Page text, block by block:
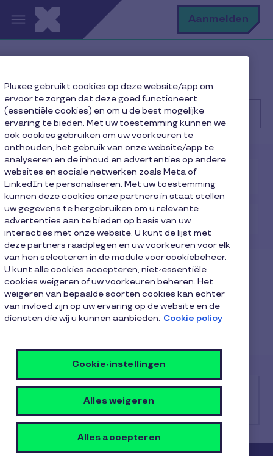
Overslaan en naar de inhoud gaan Aanmelden
Contact en ondersteuning
Zoek
Gebruiker Bedrijf Handelaar
Contact en ondersteuning
Contact en ondersteuning
(1 Article)
Aarzel niet om contact met ons op te nemen als je
Hoe kunt u ons contacteren voor andere
Pluxee gebruikt cookies op deze website/app om
ervoor te zorgen dat deze goed functioneert
(essentiële cookies) en om u de best mogelijke
ervaring te bieden. Met uw toestemming kunnen we
ook cookies gebruiken om uw voorkeuren te
onthouden, het gebruik van onze website/app te
analyseren en de inhoud en advertenties op andere
websites en sociale netwerken zoals Meta of
LinkedIn te personaliseren. Met uw toestemming
kunnen deze cookies onze partners in staat stellen
uw gegevens te hergebruiken om u relevante
advertenties aan te bieden op basis van uw
interacties met onze website. U kunt de lijst met
deze partners raadplegen en uw voorkeuren voor elk
van hen selecteren in de module voor cookiebeheer.
U kunt alle cookies accepteren, niet-essentiële
cookies weigeren of uw voorkeuren beheren. Het
weigeren van bepaalde soorten cookies kan echter
van invloed zijn op uw ervaring op de website en de
diensten die wij u kunnen aanbieden. Cookie policy
Cookie-instellingen
Alles weigeren
Alles accepteren